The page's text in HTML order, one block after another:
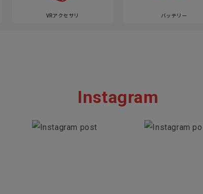
VRアクセサリ バッテリー
Instagram
Section description